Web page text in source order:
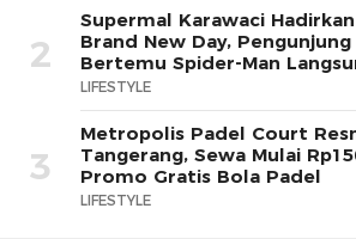
2
Supermal Karawaci
Brand New Day, Pengunjung
Bertemu Spider-Man
LIFESTYLE
3
Metropolis Padel Court
Tangerang, Sewa Mulai
Promo Gratis Bola Padel
LIFESTYLE